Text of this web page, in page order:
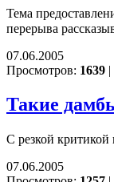
Тема
перерыва
07.06.2005
Просмотров: 1639 |
Такие
С резкой критикой
07.06.2005